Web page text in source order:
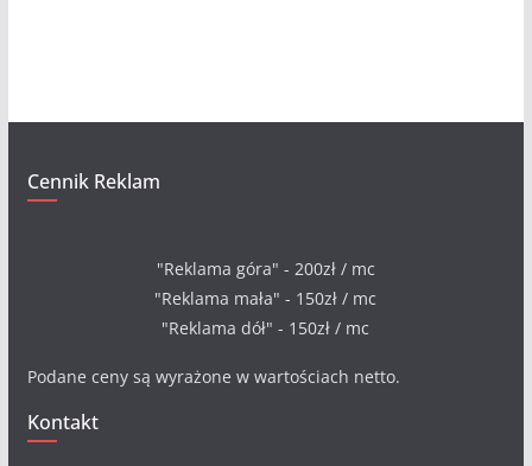
Cennik Reklam
"Reklama góra" - 200zł / mc
"Reklama mała" - 150zł / mc
"Reklama dół" - 150zł / mc
Podane ceny są wyrażone w wartościach netto.
Kontakt